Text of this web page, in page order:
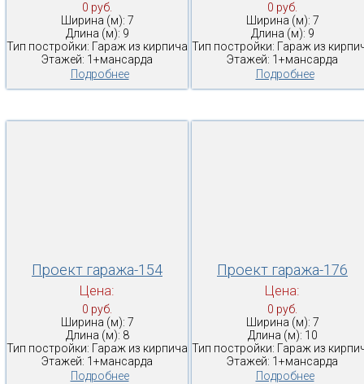
0 руб.
Ширина (м): 7
Длина (м): 9
Тип постройки: Гараж из кирпича
Этажей: 1+мансарда
Подробнее
0 руб.
Ширина (м): 7
Длина (м): 9
Тип постройки: Гараж из
Этажей: 1+мансарда
Подробнее
Проект гаража-154
Цена:
0 руб.
Ширина (м): 7
Длина (м): 8
Тип постройки: Гараж из кирпича
Этажей: 1+мансарда
Подробнее
Проект гаража-176
Цена:
0 руб.
Ширина (м): 7
Длина (м): 10
Тип постройки: Гараж из
Этажей: 1+мансарда
Подробнее